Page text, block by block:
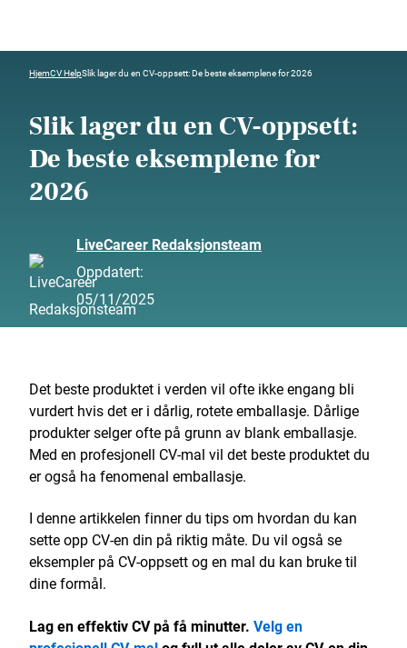
HjemCV HelpSlik lager du en CV-oppsett: De beste eksemplene for 2026
Slik lager du en CV-oppsett:
De beste eksemplene for
2026
LiveCareer Redaksjonsteam
Oppdatert:
05/11/2025
Det beste produktet i verden vil ofte ikke engang bli
vurdert hvis det er i dårlig, rotete emballasje. Dårlige
produkter selger ofte på grunn av blank emballasje.
Med en profesjonell CV-mal vil det beste produktet du
er også ha fenomenal emballasje.
I denne artikkelen finner du tips om hvordan du kan
sette opp CV-en din på riktig måte. Du vil også se
eksempler på CV-oppsett og en mal du kan bruke til
dine formål.
Lag en effektiv CV på få minutter. Velg en